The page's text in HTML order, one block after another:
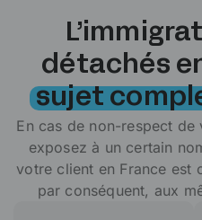
détachés
sujet
En cas de non-respect
exposez à un certain
votre client en France est
par conséquent, aux